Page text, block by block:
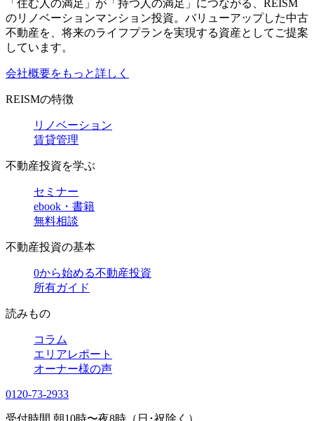
「住む人の満足」が「持つ人の満足」につながる、REISM
のリノベーションマンション投資。バリューアップした中古
不動産を、将来のライフプランを実現する資産としてご提案
しています。
会社概要をもっと詳しく
REISMの特徴
リノベーション
賃貸管理
不動産投資を学ぶ
セミナー
ebook・書籍
無料相談
不動産投資の基本
0から始める不動産投資
所有ガイド
読みもの
コラム
エリアレポート
オーナー様の声
0120-73-2933
受付時間 朝10時〜夜8時（日･祝除く）